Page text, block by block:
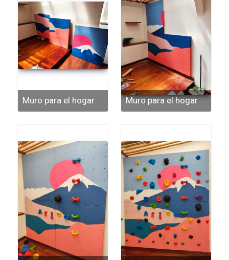
Muro para el hogar Muro para el hogar